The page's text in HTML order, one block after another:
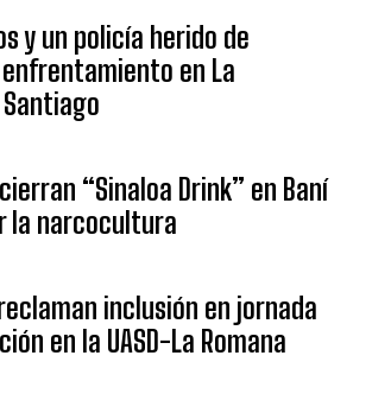
y un policía herido de
en La
“Sinaloa Drink” en Baní
la narcocultura
inclusión en jornada
en la UASD-La Romana